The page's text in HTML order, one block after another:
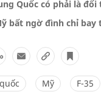
Quốc có phải là
bất ngờ đình chỉ bay
Mỹ F-35